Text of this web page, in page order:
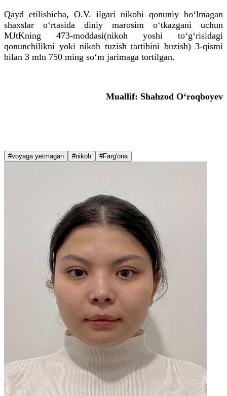
Qayd etilishicha, O.V. ilgari nikohi qonuniy bo‘lmagan
shaxslar o‘rtasida diniy marosim o‘tkazgani uchun
MJtKning 473-moddasi(nikoh yoshi to‘g‘risidagi
qonunchilikni yoki nikoh tuzish tartibini buzish) 3-qismi
bilan 3 mln 750 ming so‘m jarimaga tortilgan.
Muallif: Shahzod O‘roqboyev
#voyaga yetmagan #nikoh #Farg'ona